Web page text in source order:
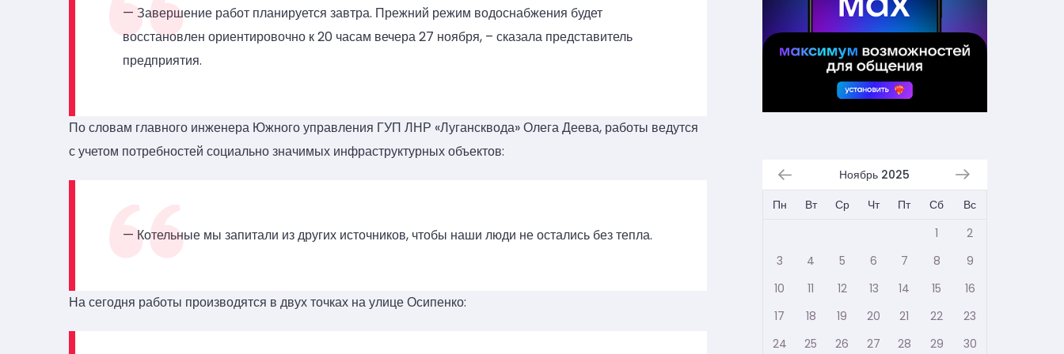
— Завершение работ планируется завтра. Прежний режим водоснабжения будет
восстановлен ориентировочно к 20 часам вечера 27 ноября, – сказала представитель
предприятия.
По словам главного инженера Южного управления ГУП ЛНР «Лугансквода» Олега Деева, работы ведутся
с учетом потребностей социально значимых инфраструктурных объектов:
— Котельные мы запитали из других источников, чтобы наши люди не остались без тепла.
На сегодня работы производятся в двух точках на улице Осипенко:
Ноябрь 2025
Пн
Вт Ср Чт Пт Сб
Вс
1
2
3
4 5 6 7 8
9
10
11 12 13 14 15
16
17
18 19 20 21 22
23
24
25 26 27 28 29 30